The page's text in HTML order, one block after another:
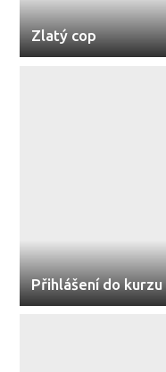
Zlatý cop
Přihlášení do